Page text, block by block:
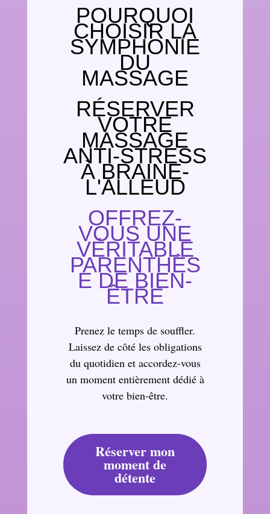
POURQUOI
CHOISIR LA
SYMPHONIE
DU
MASSAGE
RÉSERVER
VOTRE
MASSAGE
ANTI-STRESS
À BRAINE-
L'ALLEUD
OFFREZ-
VOUS UNE
VÉRITABLE
PARENTHÈS
E DE BIEN-
ÊTRE
Prenez le temps de souffler.
Laissez de côté les obligations
du quotidien et accordez-vous
un moment entièrement dédié à
votre bien-être.
Réserver mon
moment de
détente